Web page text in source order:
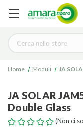
Cerca
Home Moduli JA
JA SOLAR JAM54D40-465/LR (BF) N-type
Double Glass
(Non ci